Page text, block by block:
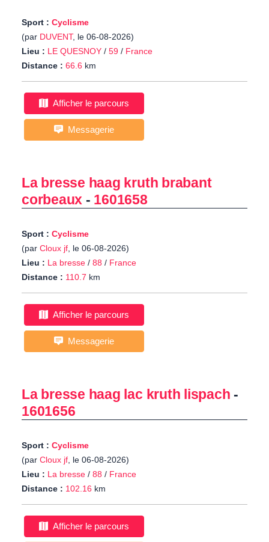
Sport : Cyclisme
(par DUVENT, le 06-08-2026)
Lieu : LE QUESNOY / 59 / France
Distance : 66.6 km
Afficher le parcours
Messagerie
La bresse haag kruth brabant
corbeaux - 1601658
Sport : Cyclisme
(par Cloux jf, le 06-08-2026)
Lieu : La bresse / 88 / France
Distance : 110.7 km
Afficher le parcours
Messagerie
La bresse haag lac kruth lispach -
1601656
Sport : Cyclisme
(par Cloux jf, le 06-08-2026)
Lieu : La bresse / 88 / France
Distance : 102.16 km
Afficher le parcours